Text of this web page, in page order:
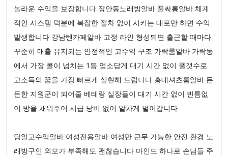
놀라운 수익을 보장합니다 장안동노래방알바 풀싸롱알바 체계
적인 시스템 덕분에 복잡한 절차 없이 시키는 대로만 하면 수익
발생합니다 강남텐카페알바 고정 라인 형성되면 출근할 때마다
꾸준히 매출 유지되는 안정적인 고수익 구조 가락룸알바 가락동
에서 가장 콜이 넘치는 1등 업소답게 대기 시간 없이 풀갯수로
고소득의 꿈을 가장 빠르게 실현해 드립니다 홍대셔츠룸알바 든
든한 지원군이 되어줄 베테랑 실장들이 대기 시간 없이 빈틈없
이 방을 채워주어 시급 낭비 없이 알차게 벌어갑니다
당일고수익알바 여성전용알바 여성만 근무 가능한 안전 환경 노
래방구인 외모가 부족해도 괜찮습니다 마인드 하나로 손님들 주